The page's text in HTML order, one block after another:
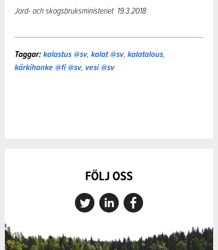
Jord- och skogsbruksministeriet 19.3.2018
Taggar:kalastus @sv, kalat @sv, kalatalous,
kärkihanke @fi @sv, vesi @sv
FÖLJ OSS